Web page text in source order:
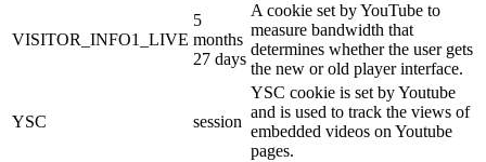
VISITOR_INFO1_LIVE
5
months
27 days
A cookie set by YouTube to
measure bandwidth that
determines whether the user gets
the new or old player interface.
YSC session
YSC cookie is set by Youtube
and is used to track the views of
embedded videos on Youtube
pages.